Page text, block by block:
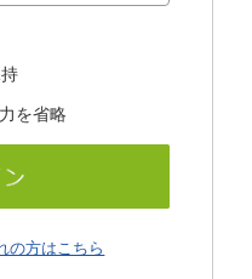
を省略
の方はこちら